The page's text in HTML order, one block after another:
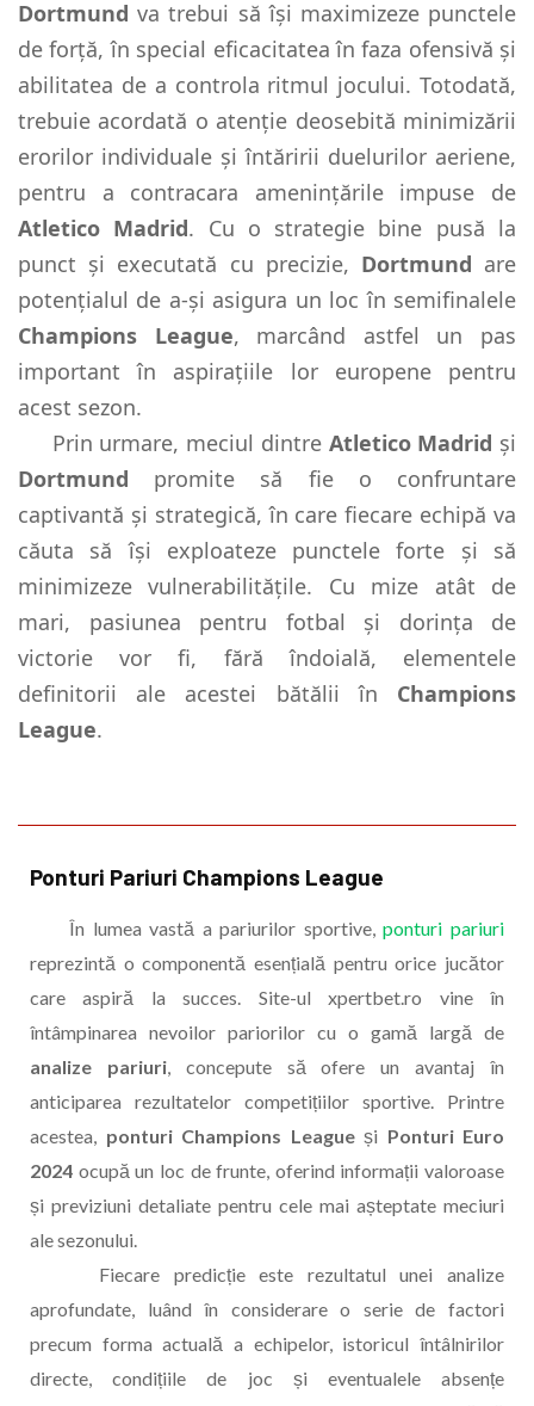
Dortmund va trebui să își maximizeze punctele
de forță, în special eficacitatea în faza ofensivă și
abilitatea de a controla ritmul jocului. Totodată,
trebuie acordată o atenție deosebită minimizării
erorilor individuale și întăririi duelurilor aeriene,
pentru a contracara amenințările impuse de
Atletico Madrid. Cu o strategie bine pusă la
punct și executată cu precizie, Dortmund are
potențialul de a-și asigura un loc în semifinalele
Champions League, marcând astfel un pas
important în aspirațiile lor europene pentru
acest sezon.
Prin urmare, meciul dintre Atletico Madrid și
Dortmund promite să fie o confruntare
captivantă și strategică, în care fiecare echipă va
căuta să își exploateze punctele forte și să
minimizeze vulnerabilitățile. Cu mize atât de
mari, pasiunea pentru fotbal și dorința de
victorie vor fi, fără îndoială, elementele
definitorii ale acestei bătălii în Champions
League.
Ponturi Pariuri Champions League
În lumea vastă a pariurilor sportive,ponturi pariuri
reprezintă o componentă esențială pentru orice jucător
care aspiră la succes. Site-ul xpertbet.ro vine în
întâmpinarea nevoilor pariorilor cu o gamă largă de
analize pariuri, concepute să ofere un avantaj în
anticiparea rezultatelor competițiilor sportive. Printre
acestea, ponturi Champions Leagueși Ponturi Euro
2024 ocupă un loc de frunte, oferind informații valoroase
și previziuni detaliate pentru cele mai așteptate meciuri
ale sezonului.
Fiecare predicție este rezultatul unei analize
aprofundate, luând în considerare o serie de factori
precum forma actuală a echipelor, istoricul întâlnirilor
directe, condițiile de joc și eventualele absențe